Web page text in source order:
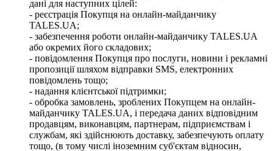
дані для наступних цілей:
- реєстрація Покупця на онлайн-майданчику
TALES.UA;
- забезпечення роботи онлайн-майданчику TALES.UA
або окремих його складових;
- повідомлення Покупця про послуги, новини і рекламні
пропозиції шляхом відправки SMS, електронних
повідомлень тощо;
- надання клієнтської підтримки;
- обробка замовлень, зроблених Покупцем на онлайн-
майданчику TALES.UA, і передача даних відповідним
продавцям, виконавцям, партнерам, підприємствам і
службам, які здійснюють доставку, забезпечують оплату
тощо, (в тому числі іноземним суб'єктам відносин,